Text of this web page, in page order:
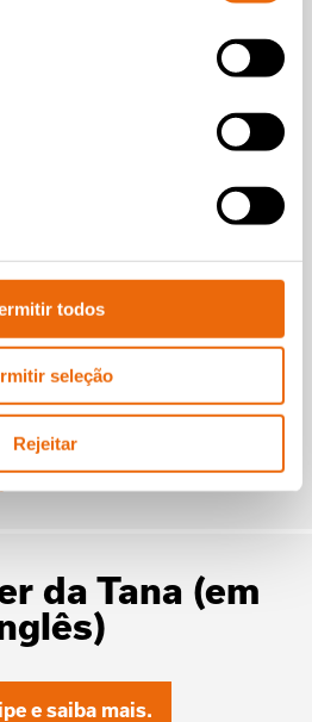
todos
seleção
Rejeitar
made easy
Vídeos
da Tana (em
e saiba mais.